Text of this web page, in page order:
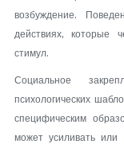
возбуждение.
действиях, которые
стимул.
Социальное
психологических
специфическим
может усиливать